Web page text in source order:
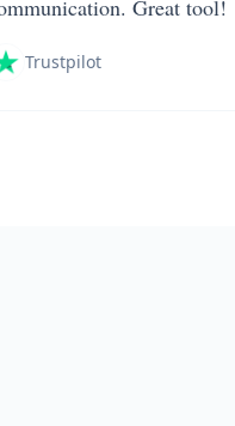
Great tool!
Trustpilot